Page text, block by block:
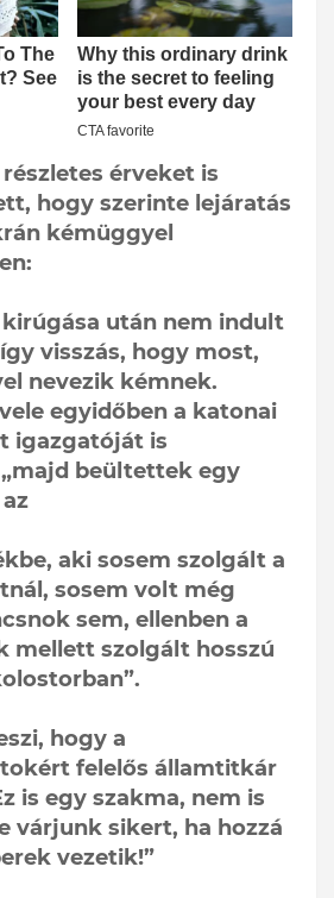
részletes érveket is
hogy szerinte lejáratás
kémüggyel
után nem indult
visszás, hogy most,
nevezik kémnek.
egyidőben a katonai
igazgatóját is
beültettek egy
aki sosem szolgált a
sosem volt még
sem, ellenben a
mellett szolgált hosszú
hogy a
felelős államtitkár
is egy szakma, nem is
várjunk sikert, ha hozzá
vezetik!”